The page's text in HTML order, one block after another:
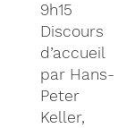
9h15
Discours
d’accueil
par Hans-
Peter
Keller,